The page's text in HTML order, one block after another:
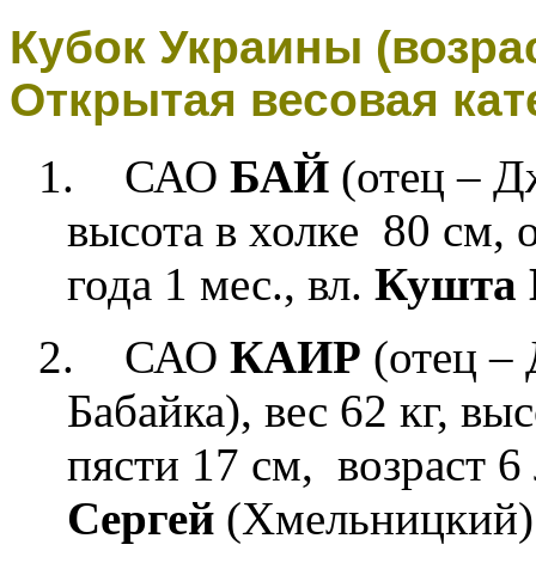
Кубок Украины
Открытая весовая
1.
САО БАЙ (отец –
высота в холке 80 см,
года 1 мес., вл. Кушта
2.
САО КАИР (отец
Бабайка), вес 62 кг,
пясти 17 см, возраст 6
Сергей (Хмельницкий)